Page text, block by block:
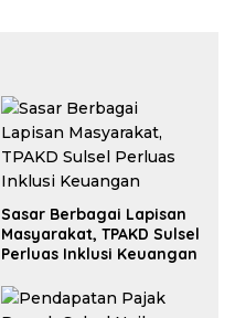
Sasar Berbagai Lapisan
Masyarakat, TPAKD Sulsel
Perluas Inklusi Keuangan